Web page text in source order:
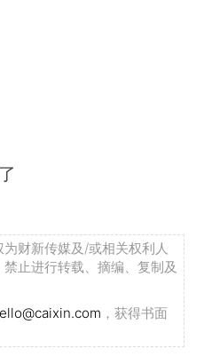
财新传媒及/或相关权利人
止进行转载、摘编、复制及
，获得书面